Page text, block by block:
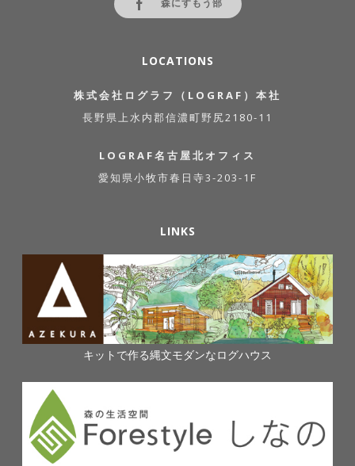
LOCATIONS
株式会社ログラフ（LOGRAF）本社
長野県上水内郡信濃町野尻2180-11
LOGRAF名古屋北オフィス
愛知県小牧市春日寺3-203-1F
LINKS
キットで作る縄文モダンなログハウス